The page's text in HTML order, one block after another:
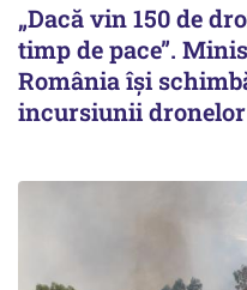
„Dacă vin 150 de
timp de pace”.
România își
incursiunii